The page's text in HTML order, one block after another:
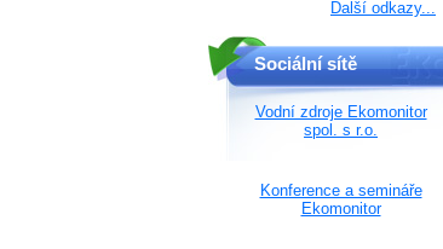
Další odkazy...
Sociální sítě
Vodní zdroje Ekomonitor
spol. s r.o.
Konference a semináře
Ekomonitor